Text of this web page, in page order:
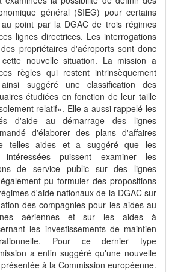
général (SIEG) pour certains
point par la DGAC de trois régimes
lignes directrices. Les interrogations
propriétaires d'aéroports sont donc
nouvelle situation. La mission a
règles qui restent intrinsèquement
suggéré une classification des
étudiées en fonction de leur taille
relatif». Elle a aussi rappelé les
d'aide au démarrage des lignes
d'élaborer des plans d'affaires
telles aides et a suggéré que les
intéressées puissent examiner les
de service public sur des lignes
pu formuler des propositions
d'aide nationaux de la DGAC sur
des compagnies pour les aides au
aériennes et sur les aides à
les investissements de maintien
Pour ce dernier type
a enfin suggéré qu'une nouvelle
à la Commission européenne.